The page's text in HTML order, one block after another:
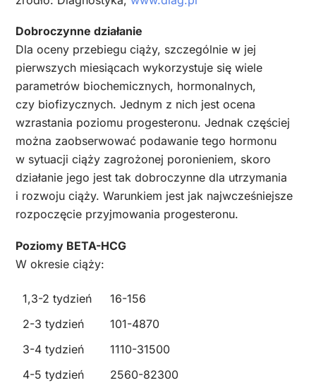
Dobroczynne działanie
Dla oceny przebiegu ciąży, szczególnie w jej
pierwszych miesiącach wykorzystuje się wiele
parametrów biochemicznych, hormonalnych,
czy biofizycznych. Jednym z nich jest ocena
wzrastania poziomu progesteronu. Jednak częściej
można zaobserwować podawanie tego hormonu
w sytuacji ciąży zagrożonej poronieniem, skoro
działanie jego jest tak dobroczynne dla utrzymania
i rozwoju ciąży. Warunkiem jest jak najwcześniejsze
rozpoczęcie przyjmowania progesteronu.
Poziomy BETA-HCG
W okresie ciąży:
1,3-2 tydzień
16-156
2-3 tydzień
101-4870
3-4 tydzień
1110-31500
4-5 tydzień
2560-82300